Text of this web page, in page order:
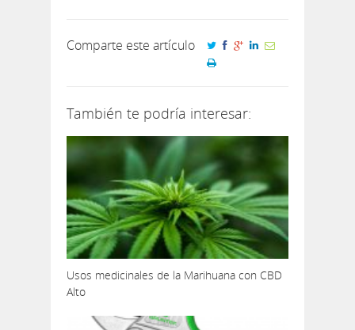
Comparte este artículo
También te podría interesar:
Usos medicinales de la Marihuana con CBD
Alto